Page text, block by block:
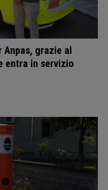
Anpas, grazie al
entra in servizio